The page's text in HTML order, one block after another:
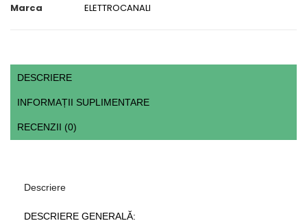
Marca
ELETTROCANALI
DESCRIERE
INFORMAȚII SUPLIMENTARE
RECENZII (0)
Descriere
DESCRIERE GENERALĂ: